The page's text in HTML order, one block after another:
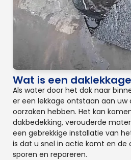
Wat is een
Als water door het dak naar
er een lekkage ontstaan aan uw
oorzaken hebben. Het kan
dakbedekking, verouderde
een gebrekkige installatie van
is dat u snel in actie komt en de
sporen en repareren.